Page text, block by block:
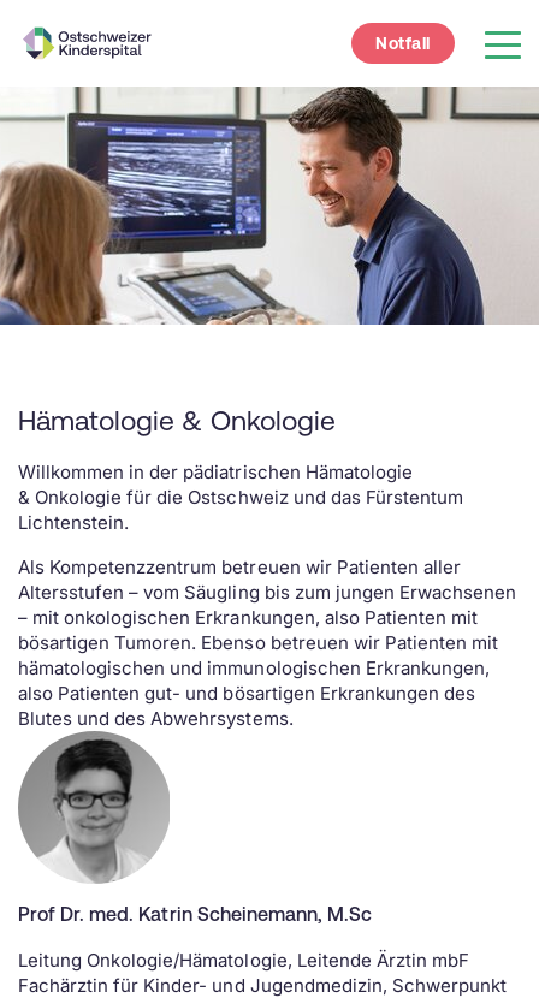
Hämatologie & Onkologie
Willkommen in der pädiatrischen Hämatologie
& Onkologie für die Ostschweiz und das Fürstentum
Lichtenstein.
Als Kompetenzzentrum betreuen wir Patienten aller
Altersstufen – vom Säugling bis zum jungen Erwachsenen
– mit onkologischen Erkrankungen, also Patienten mit
bösartigen Tumoren. Ebenso betreuen wir Patienten mit
hämatologischen und immunologischen Erkrankungen,
also Patienten gut- und bösartigen Erkrankungen des
Blutes und des Abwehrsystems.
Prof Dr. med. Katrin Scheinemann, M.Sc
Leitung Onkologie/Hämatologie, Leitende Ärztin mbF
Fachärztin für Kinder- und Jugendmedizin, Schwerpunkt
Notfall